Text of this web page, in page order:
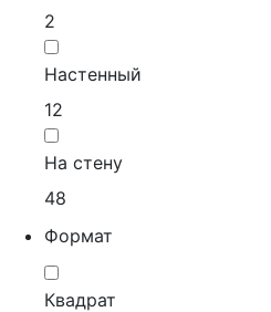
2
Настенный
12
На стену
48
Формат
Квадрат